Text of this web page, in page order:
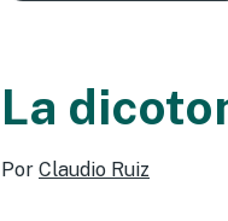
La
Por Claudio Ruiz